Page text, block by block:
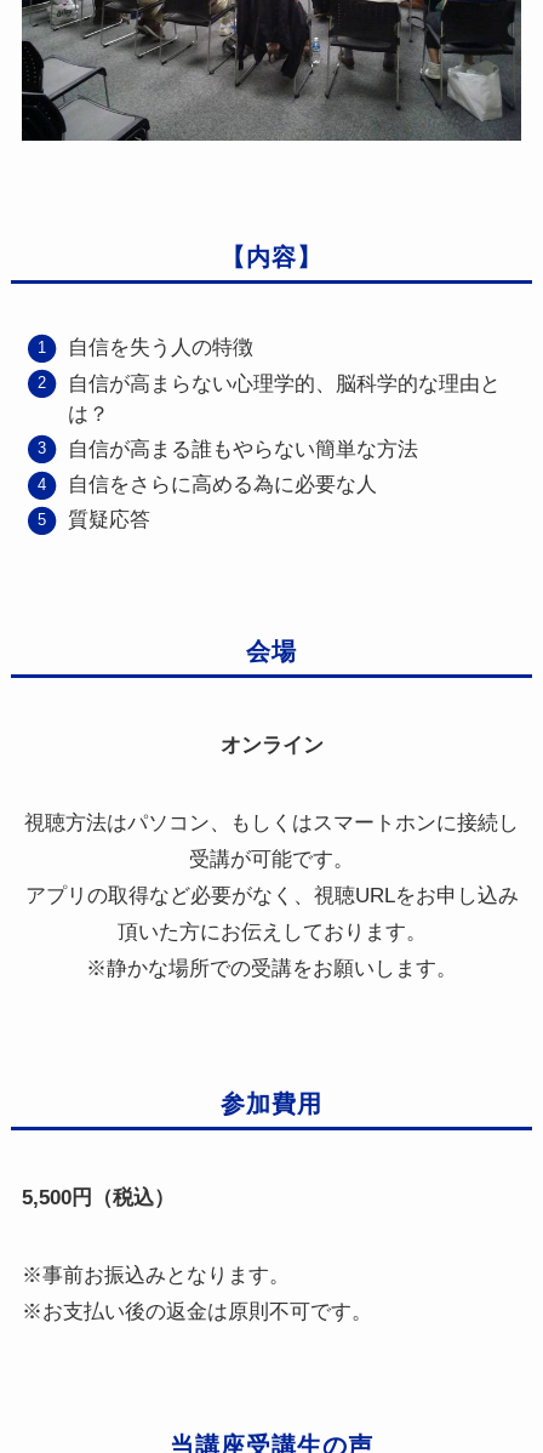
【内容】
自信を失う人の特徴
自信が高まらない心理学的、脳科学的な理由と
は？
自信が高まる誰もやらない簡単な方法
自信をさらに高める為に必要な人
質疑応答
会場
オンライン
視聴方法はパソコン、もしくはスマートホンに接続し
受講が可能です。
アプリの取得など必要がなく、視聴URLをお申し込み
頂いた方にお伝えしております。
※静かな場所での受講をお願いします。
参加費用
5,500円（税込）
※事前お振込みとなります。
※お支払い後の返金は原則不可です。
当講座受講生の声